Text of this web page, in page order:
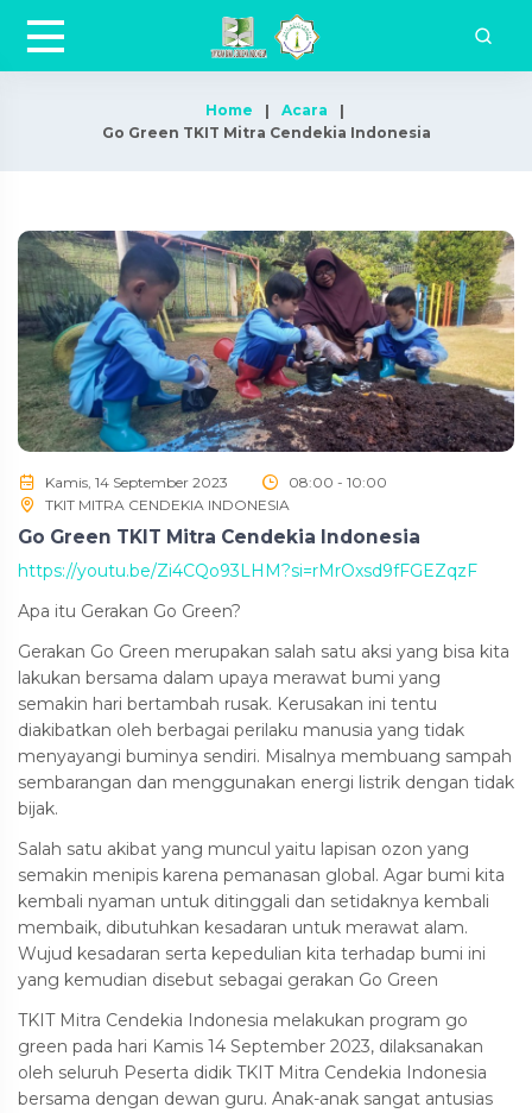
Home
Acara
Go Green TKIT Mitra Cendekia Indonesia
Kamis, 14 September 2023
08:00 - 10:00
TKIT MITRA CENDEKIA INDONESIA
Go Green TKIT Mitra Cendekia Indonesia
https://youtu.be/Zi4CQo93LHM?si=rMrOxsd9fFGEZqzF
Apa itu Gerakan Go Green?
Gerakan Go Green merupakan salah satu aksi yang bisa kita
lakukan bersama dalam upaya merawat bumi yang
semakin hari bertambah rusak. Kerusakan ini tentu
diakibatkan oleh berbagai perilaku manusia yang tidak
menyayangi buminya sendiri. Misalnya membuang sampah
sembarangan dan menggunakan energi listrik dengan tidak
bijak.
Salah satu akibat yang muncul yaitu lapisan ozon yang
semakin menipis karena pemanasan global. Agar bumi kita
kembali nyaman untuk ditinggali dan setidaknya kembali
membaik, dibutuhkan kesadaran untuk merawat alam.
Wujud kesadaran serta kepedulian kita terhadap bumi ini
yang kemudian disebut sebagai gerakan Go Green
TKIT Mitra Cendekia Indonesia melakukan program go
green pada hari Kamis 14 September 2023, dilaksanakan
oleh seluruh Peserta didik TKIT Mitra Cendekia Indonesia
bersama dengan dewan guru. Anak-anak sangat antusias